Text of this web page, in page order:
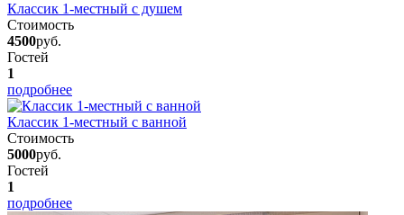
Классик 1-местный с душем
Стоимость
4500руб.
Гостей
1
подробнее
Классик 1-местный с ванной
Стоимость
5000руб.
Гостей
1
подробнее